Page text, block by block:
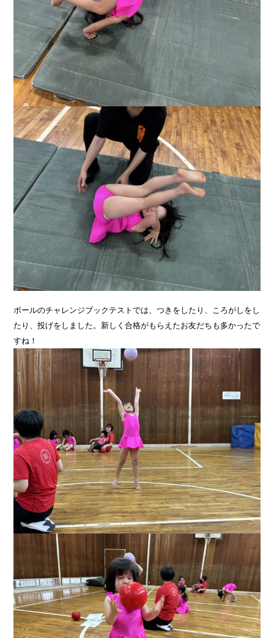
ボールのチャレンジブックテストでは、つきをしたり、ころがしをし
たり、投げをしました。新しく合格がもらえたお友だちも多かったで
すね！